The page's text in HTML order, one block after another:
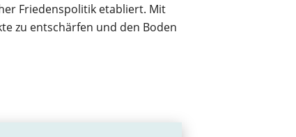
Friedenspolitik etabliert. Mit
zu entschärfen und den Boden